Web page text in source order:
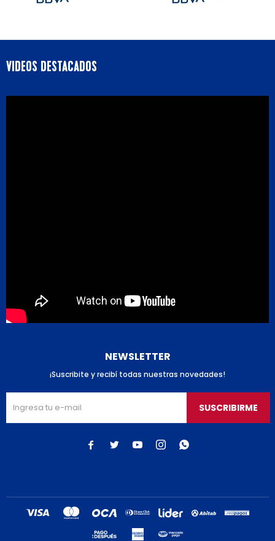
VIDEOS DESTACADOS
NEWSLETTER
¡Suscribite y recibí todas nuestras novedades!
SUSCRIBIRME
    